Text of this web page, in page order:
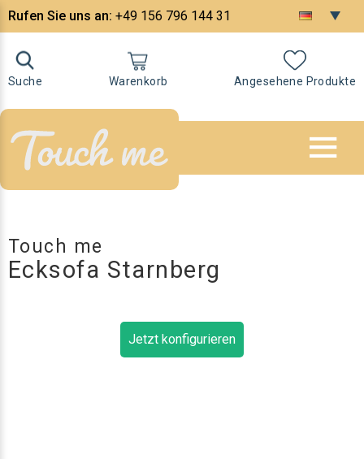
Rufen Sie uns an: +49 156 796 144 31
Suche Warenkorb Angesehene Produkte
Touch me
Ecksofa Starnberg
Jetzt konfigurieren